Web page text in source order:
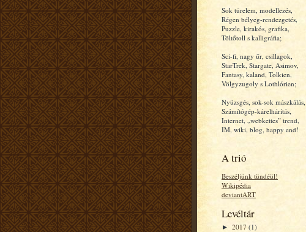
Sok türelem, modellezés,
Régen bélyeg-rendezgetés,
Puzzle, kirakós, grafika,
Töltőtoll s kalligráfia;
Sci-fi, nagy űr, csillagok,
StarTrek, Stargate, Asimov,
Fantasy, kaland, Tolkien,
Völgyzugoly s Lothlórien;
Nyüzsgés, sok-sok mászkálás,
Számítógép-kárelhárítás,
Internet, „webkettes” trend,
IM, wiki, blog, happy end!
A trió
Beszéljünk tündéül!
Wikipédia
deviantART
Levéltár
► 2017 (1)